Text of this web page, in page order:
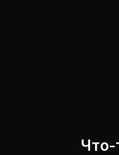
Что-